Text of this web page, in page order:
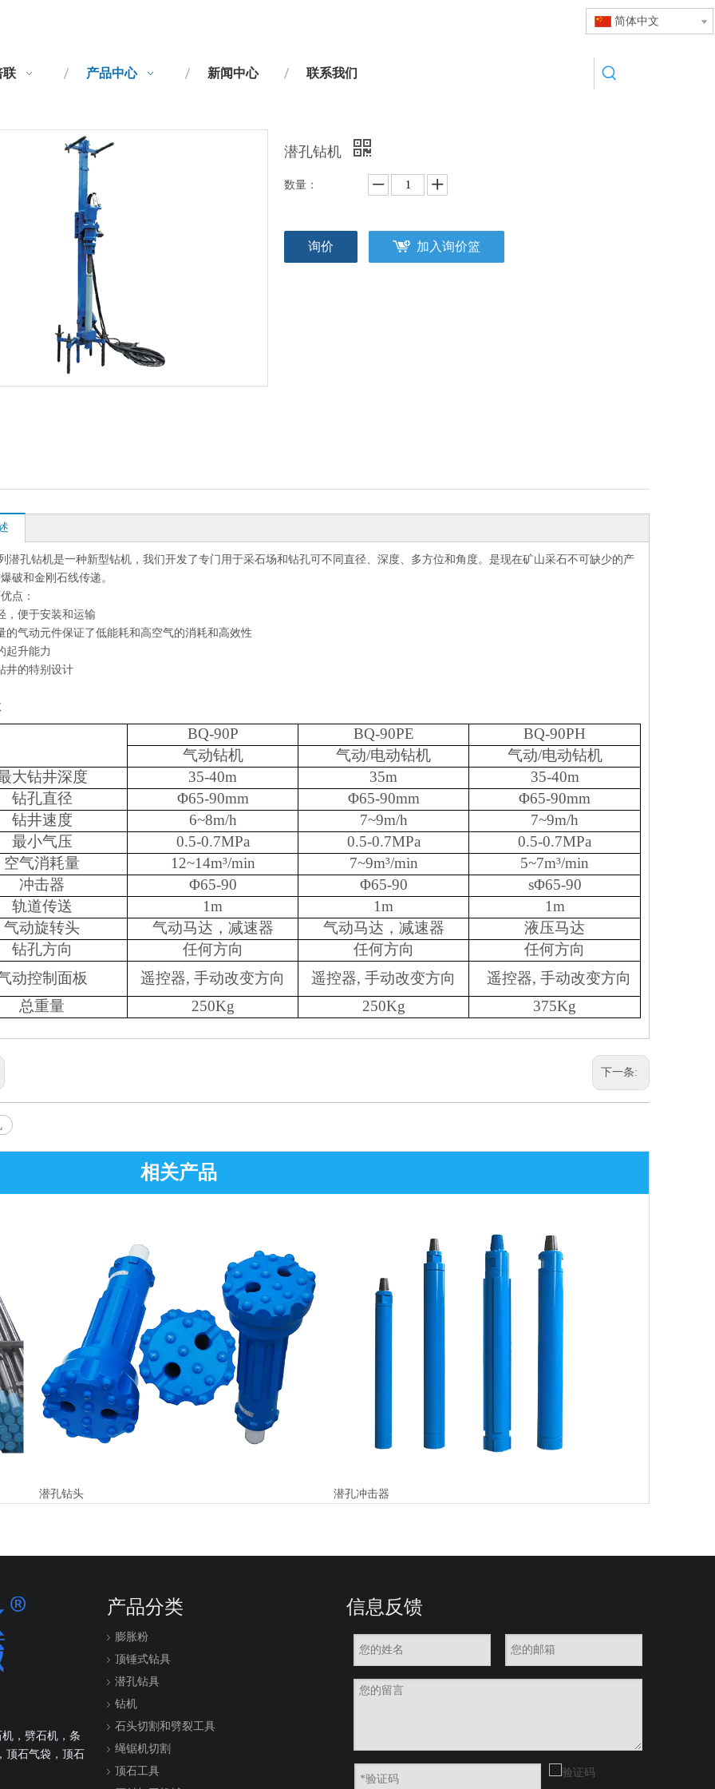
简体中文
联 产品中心 新闻中心 联系我们
潜孔钻机
数量：
询价 加入询价篮
潜孔钻机是一种新型钻机，我们开发了专门用于采石场和钻孔可不同直径、深度、多方位和角度。是现在矿山采石不可缺少的产
破和金刚石线传递。
点：
，便于安装和运输
的气动元件保证了低能耗和高空气的消耗和高效性
起升能力
井的特别设计
BQ-90P BQ-90PE
BQ-90PH
气动钻机
气动/电动钻机
气动/电动钻机
大钻井深度
35-40m 35m
35-40m
钻孔直径
Φ65-90mm Φ65-90mm
Φ65-90mm
钻井速度
6~8m/h 7~9m/h
7~9m/h
最小气压
0.5-0.7MPa 0.5-0.7MPa
0.5-0.7MPa
空气消耗量
12~14m³/min 7~9m³/min
5~7m³/min
冲击器
Φ65-90 Φ65-90
sΦ65-90
轨道传送
1m 1m
1m
气动旋转头
气动马达，减速器 气动马达，减速器
液压马达
钻孔方向
任何方向 任何方向
任何方向
动控制面板
遥控器, 手动改变方向 遥控器, 手动改变方向
遥控器, 手动改变方向
总重量
250Kg 250Kg 375Kg
下一条:
相关产品
潜孔钻头 潜孔冲击器
，劈石机，条
顶石气袋，顶石
产品分类
膨胀粉
顶锤式钻具
潜孔钻具
钻机
石头切割和劈裂工具
绳锯机切割
顶石工具
信息反馈